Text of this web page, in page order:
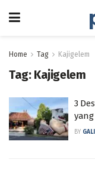
Home Tag Kajigelem
Tag: Kajigelem
3
BY